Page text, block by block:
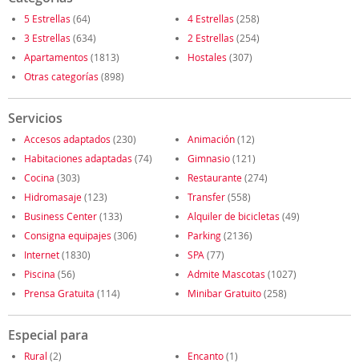
5 Estrellas (64) 4 Estrellas (258)
3 Estrellas (634) 2 Estrellas (254)
Apartamentos (1813) Hostales (307)
Otras categorías (898)
Servicios
Accesos adaptados (230) Animación(12)
Habitaciones adaptadas (74) Gimnasio(121)
Cocina (303) Restaurante(274)
Hidromasaje(123) Transfer(558)
Business Center(133) Alquiler de bicicletas (49)
Consigna equipajes (306) Parking(2136)
Internet(1830) SPA (77)
Piscina (56) Admite Mascotas (1027)
Prensa Gratuita (114) Minibar Gratuito(258)
Especial para
Rural (2) Encanto(1)